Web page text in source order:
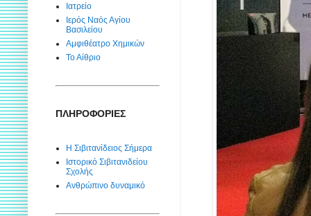
Ιατρείο
Ιερός Ναός Αγίου
Βασιλείου
Αμφιθέατρο Χημικών
Το Αίθριο
ΠΛΗΡΟΦΟΡΙΕΣ
Η Σιβιτανίδειος Σήμερα
Ιστορικό Σιβιτανιδείου
Σχολής
Ανθρώπινο δυναμικό